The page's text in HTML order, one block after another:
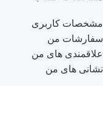
مشخصات کاربری
سفارشات من
علاقمندی های من
نشانی های من